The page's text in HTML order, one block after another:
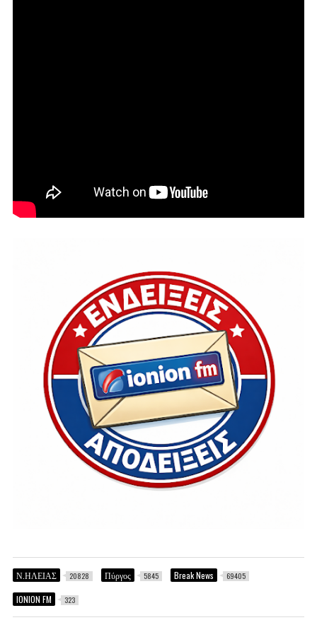
Ν.ΗΛΕΙΑΣ 20828 Πύργος 5845 Break News 69405
IONION FM 323